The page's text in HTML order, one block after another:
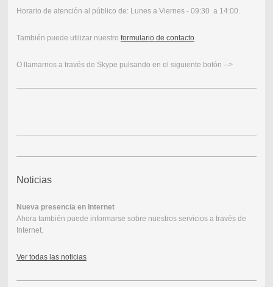
Horario de atención al público de: Lunes a Viernes - 09:30 a 14:00.
También puede utilizar nuestro formulario de contacto.
O llamarnos a través de Skype pulsando en el siguiente botón -->
Noticias
Nueva presencia en Internet
Ahora también puede informarse sobre nuestros servicios a través de
Internet.
Ver todas las noticias